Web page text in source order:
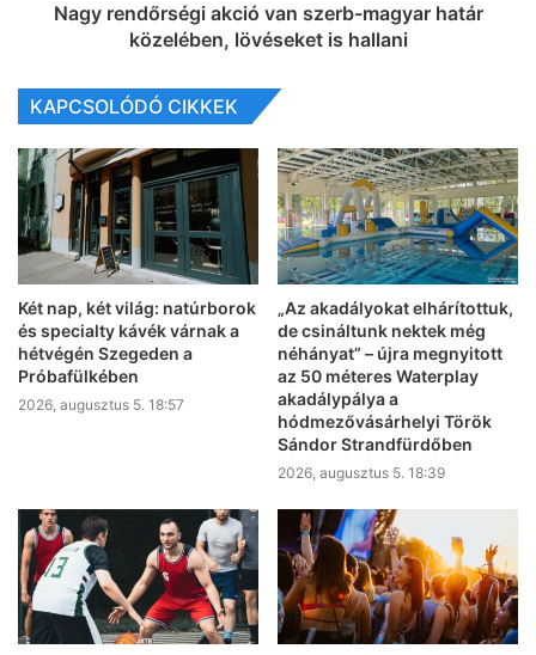
Nagy rendőrségi akció van szerb-magyar határ
közelében, lövéseket is hallani
KAPCSOLÓDÓ CIKKEK
Két nap, két világ: natúrborok
és specialty kávék várnak a
hétvégén Szegeden a
Próbafülkében
2026, augusztus 5. 18:57
„Az akadályokat elhárítottuk,
de csináltunk nektek még
néhányat” – újra megnyitott
az 50 méteres Waterplay
akadálypálya a
hódmezővásárhelyi Török
Sándor Strandfürdőben
2026, augusztus 5. 18:39